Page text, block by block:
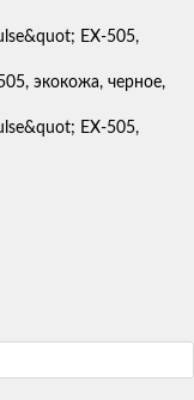
экокожа, черное,